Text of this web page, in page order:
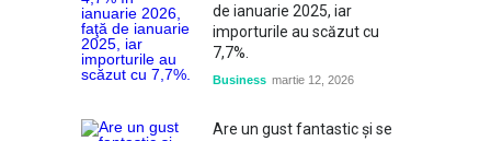
de ianuarie 2025, iar
importurile au scăzut cu
7,7%.
Business martie 12, 2026
Are un gust fantastic și se